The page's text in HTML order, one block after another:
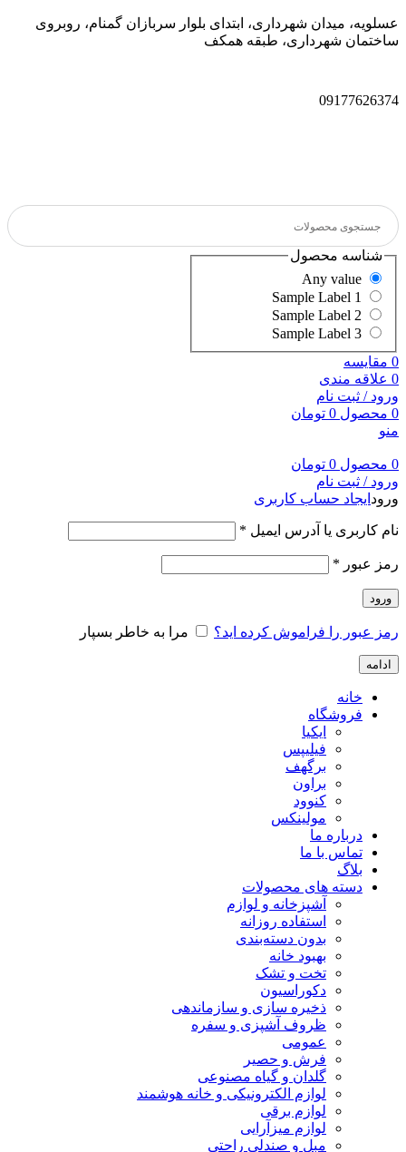
عسلویه، میدان شهرداری، ابتدای بلوار سربازان گمنام، روبروی
ساختمان شهرداری، طبقه همکف
09177626374
شناسه محصول
0 مقایسه
0 علاقه مندی
ورود / ثبت نام
0 محصول 0 تومان
منو
0 محصول 0 تومان
ورود / ثبت نام
ورود ایجاد حساب کاربری
نام کاربری یا آدرس ایمیل *
رمز عبور *
ورود
رمز عبور را فراموش کرده اید؟ مرا به خاطر بسپار
ادامه
خانه
فروشگاه
ایکیا
فیلیپس
برگهف
براون
کنوود
مولینکس
درباره ما
تماس با ما
بلاگ
دسته های محصولات
آشپزخانه و لوازم
استفاده روزانه
بدون دسته‌بندی
بهبود خانه
تخت و تشک
دکوراسیون
ذخیره سازی و سازماندهی
ظروف آشپزی و سفره
عمومی
فرش و حصیر
گلدان و گیاه مصنوعی
لوازم الکترونیکی و خانه هوشمند
لوازم برقی
لوازم میزآرایی
مبل و صندلی راحتی